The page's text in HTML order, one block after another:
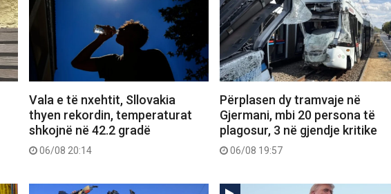
Vala e të nxehtit, Sllovakia
thyen rekordin, temperaturat
shkojnë në 42.2 gradë
06/08 20:14
Përplasen dy tramvaje në
Gjermani, mbi 20 persona të
plagosur, 3 në gjendje kritike
06/08 19:57